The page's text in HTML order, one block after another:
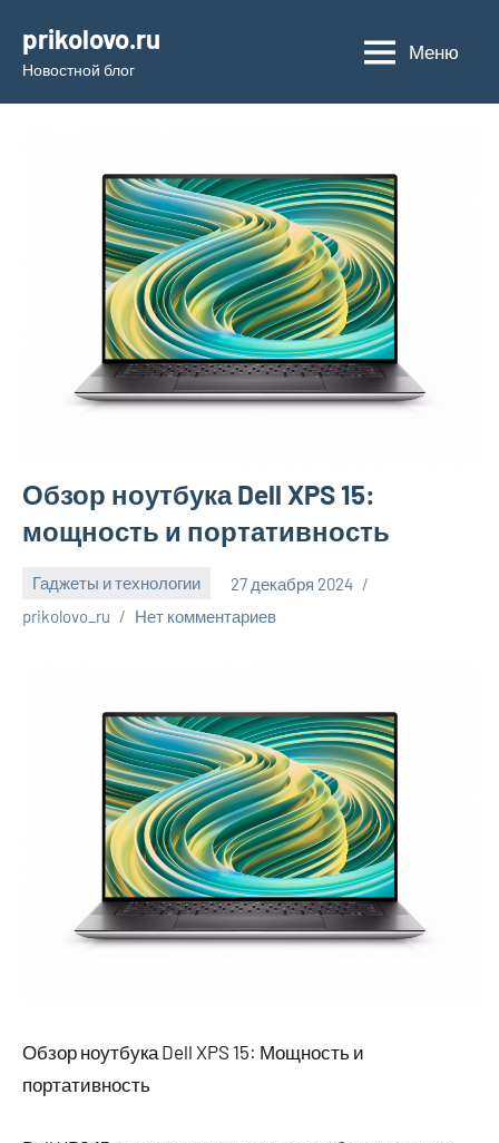
содержимому
prikolovo.ru
Новостной блог
Меню
Обзор ноутбука Dell XPS 15:
мощность и портативность
Гаджеты и технологии
27 декабря 2024
prikolovo_ru
Нет комментариев
Обзор ноутбука Dell XPS 15: Мощность и
портативность